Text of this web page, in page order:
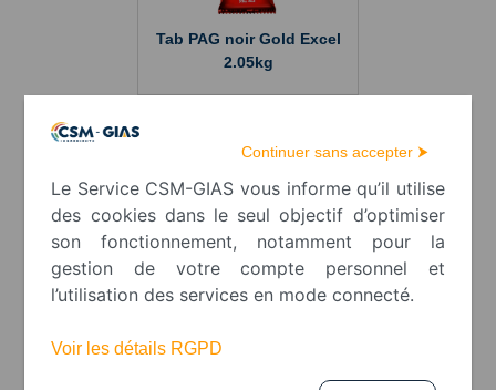
Tab PAG noir Gold Excel
2.05kg
Pâte à glacer Gold Excell
Blanche Drops 3kg
Continuer sans accepter ⮞
Le Service CSM-GIAS vous informe qu’il utilise
des cookies dans le seul objectif d’optimiser
son fonctionnement, notamment pour la
gestion de votre compte personnel et
l’utilisation des services en mode connecté.
Voir les détails RGPD